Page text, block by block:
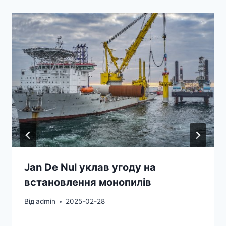
Jan De Nul уклав угоду на
встановлення монопилів
Відadmin 2025-02-28